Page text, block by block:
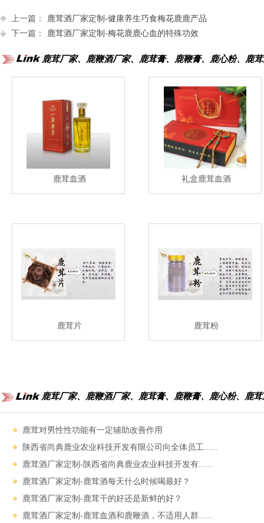
上一篇：
鹿茸酒厂家定制-健康养生巧食梅花鹿鹿产品
下一篇：
鹿茸酒厂家定制-梅花鹿鹿心血的特殊功效
鹿茸厂家、鹿鞭酒厂家、鹿茸膏、鹿鞭膏、鹿心粉、鹿
鹿茸血酒 礼盒鹿茸血酒
鹿茸片 鹿茸粉
鹿茸厂家、鹿鞭酒厂家、鹿茸膏、鹿鞭膏、鹿心粉、鹿
鹿茸对男性性功能‌有一定辅助改善作用
陕西省尚典鹿业农业科技开发有限公司向全体员工......
鹿茸酒厂家定制-陕西省尚典鹿业农业科技开发有......
鹿茸酒厂家定制-鹿茸酒每天什么时候喝最好？
鹿茸酒厂家定制-鹿茸干的好还是新鲜的好？
鹿茸酒厂家定制-鹿茸血酒和鹿鞭酒，不适用人群......